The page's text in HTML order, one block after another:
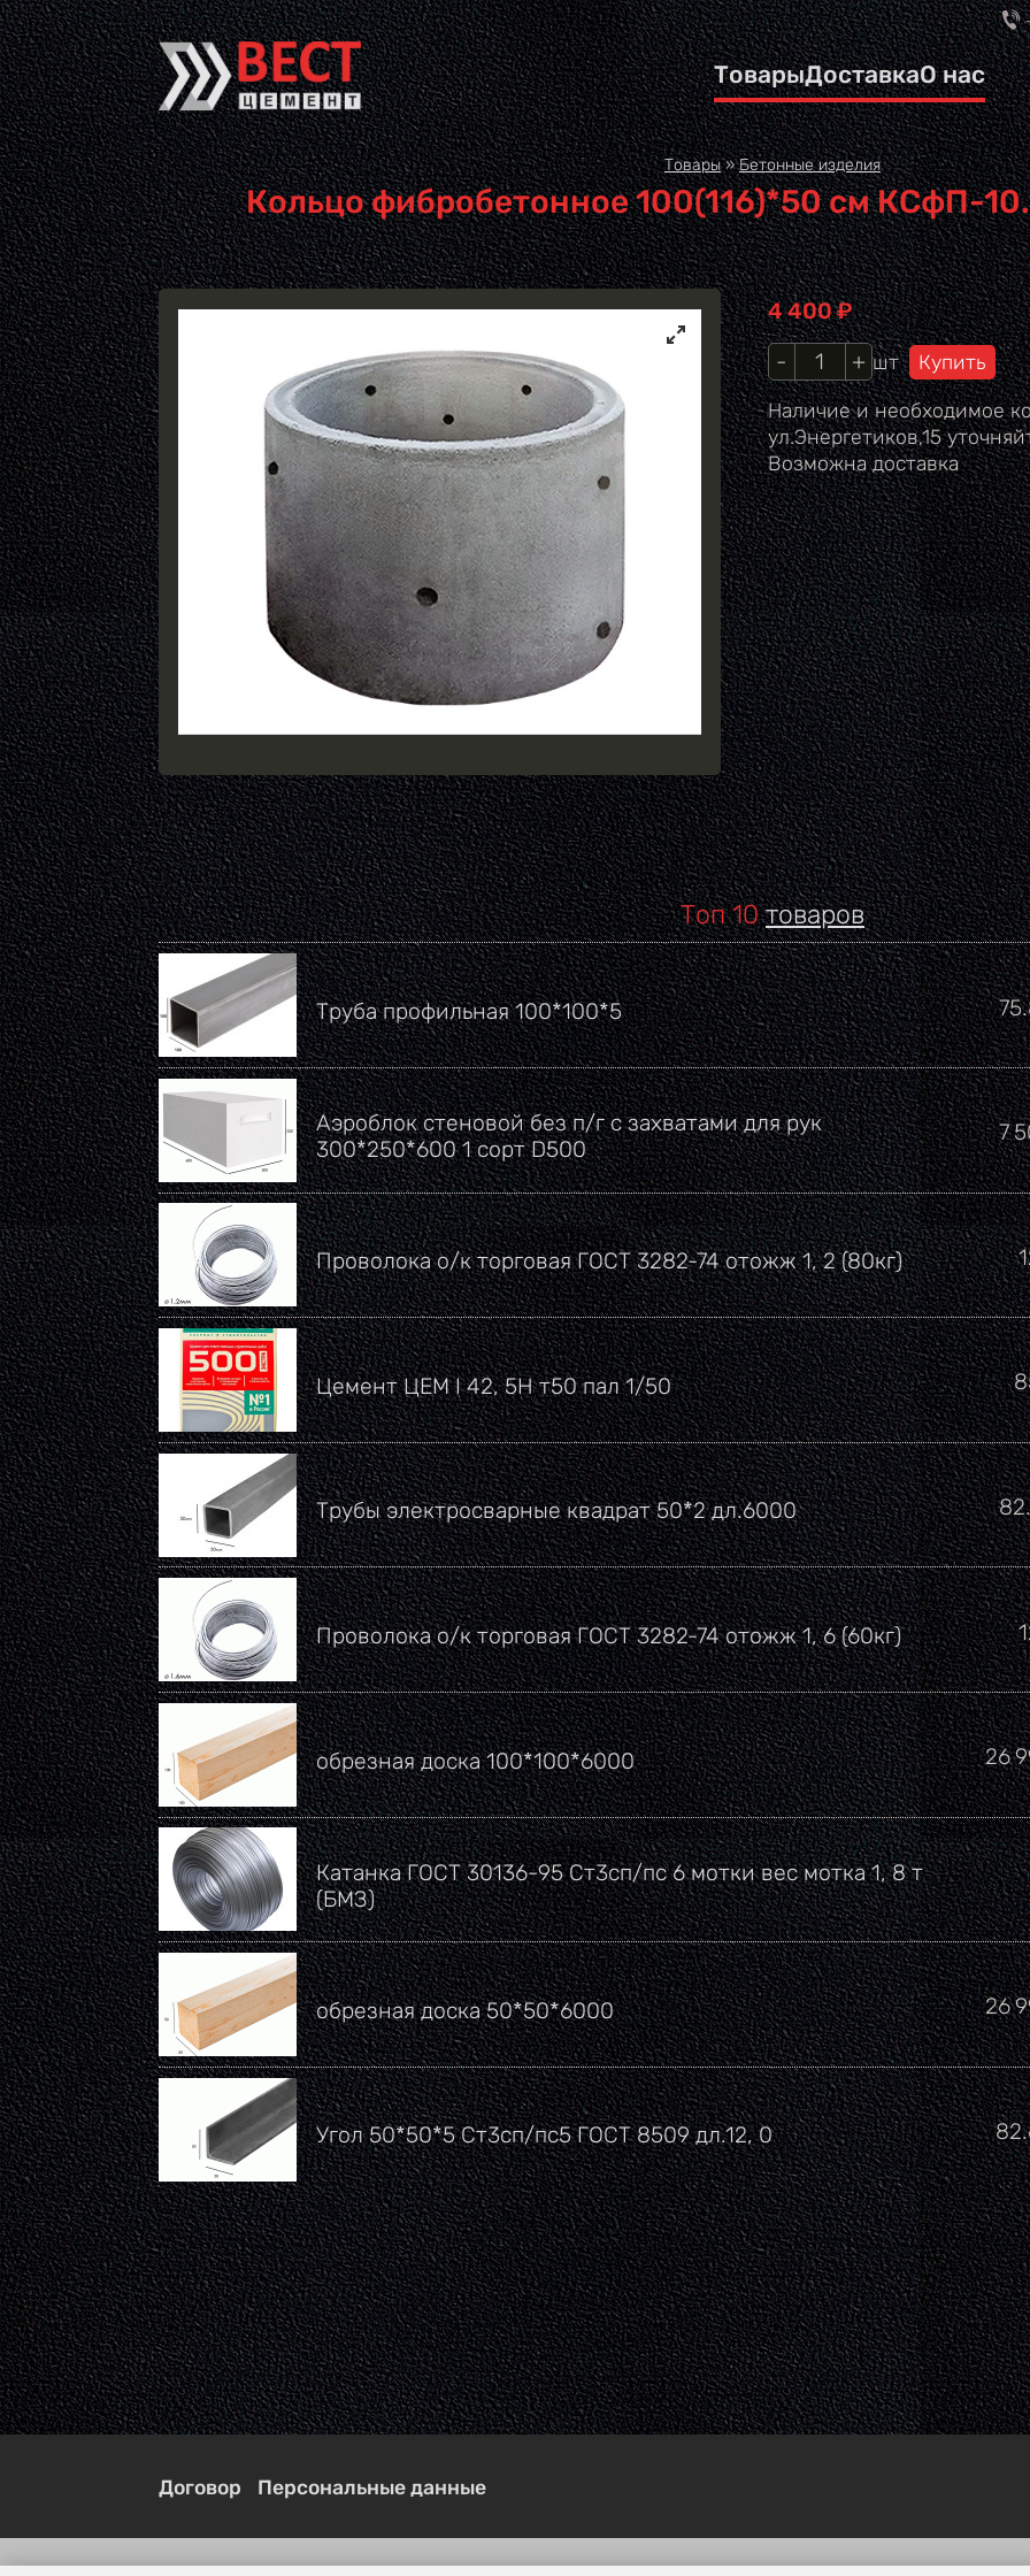
Перейти к основному содержанию
ТоварыДоставкаО нас
Вы здесь
Товары»Бетонные изделия
Кольцо фибробетонное 100(116)*50 см КСфП-
Цена
4 400₽
Кол-во шт
Наличие и необходимое
ул.Энергетиков,15
Возможна доставка
Топ 10товаров
Труба профильная 100*100*5
Аэроблок стеновой без п/г с захватами для рук
300*250*600 1 сорт D500
7
Проволока о/к торговая ГОСТ 3282-74 отожж 1, 2 (80кг)
Цемент ЦЕМ I 42, 5Н т50 пал 1/50
Трубы электросварные квадрат 50*2 дл.6000
Проволока о/к торговая ГОСТ 3282-74 отожж 1, 6 (60кг)
обрезная доска 100*100*6000 26
Катанка ГОСТ 30136-95 Ст3сп/пс 6 мотки вес мотка 1, 8 т
(БМЗ)
обрезная доска 50*50*6000 26
Угол 50*50*5 Ст3сп/пс5 ГОСТ 8509 дл.12, 0
Договор Персональные данные